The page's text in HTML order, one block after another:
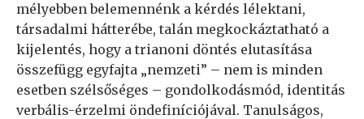
mélyebben belemennénk a kérdés lélektani,
társadalmi hátterébe, talán megkockáztatható a
kijelentés, hogy a trianoni döntés elutasítása
összefügg egyfajta „nemzeti” – nem is minden
esetben szélsőséges – gondolkodásmód, identitás
verbális-érzelmi öndefiníciójával. Tanulságos,